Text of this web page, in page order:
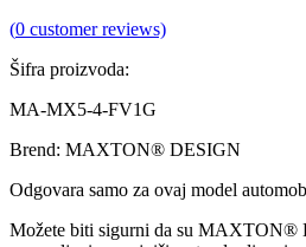
(0 customer reviews)
Šifra proizvoda:
MA-MX5-4-FV1G
Brend: MAXTON® DESIGN
Odgovara samo za ovaj model
Možete biti sigurni da su MAXTON®